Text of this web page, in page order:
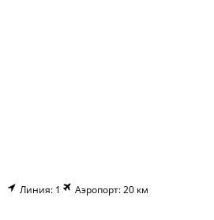
Линия: 1 Аэропорт: 20 км